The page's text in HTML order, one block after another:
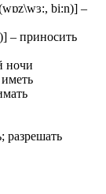
bi:n)] –
– приносить
ночи
разрешать